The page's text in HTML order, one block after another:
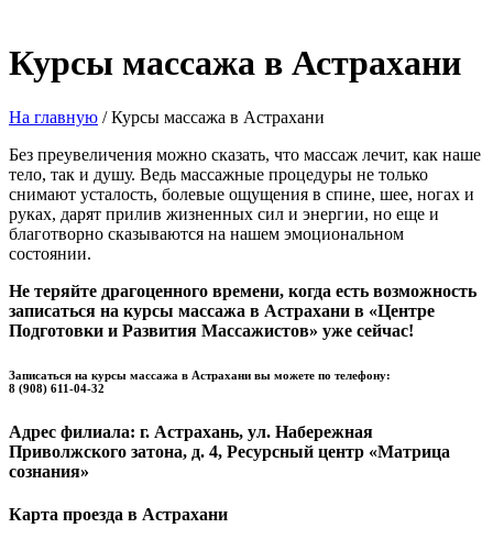
Курсы массажа в Астрахани
На главную / Курсы массажа в Астрахани
Без преувеличения можно сказать, что массаж лечит, как наше
тело, так и душу. Ведь массажные процедуры не только
снимают усталость, болевые ощущения в спине, шее, ногах и
руках, дарят прилив жизненных сил и энергии, но еще и
благотворно сказываются на нашем эмоциональном
состоянии.
Не теряйте драгоценного времени, когда есть возможность
записаться на курсы массажа в Астрахани в «Центре
Подготовки и Развития Массажистов» уже сейчас!
Записаться на курсы массажа в Астрахани вы можете по телефону:
8 (908) 611-04-32
Адрес филиала: г. Астрахань, ул. Набережная
Приволжского затона, д. 4, Ресурсный центр «Матрица
сознания»
Карта проезда в Астрахани